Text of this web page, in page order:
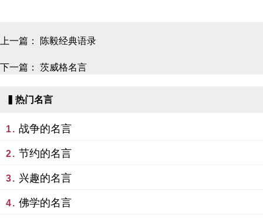
上一篇： 陈毅经典语录
下一篇： 茨威格名言
▍热门名言
1. 战争的名言
2. 节约的名言
3. 兴趣的名言
4. 佛学的名言